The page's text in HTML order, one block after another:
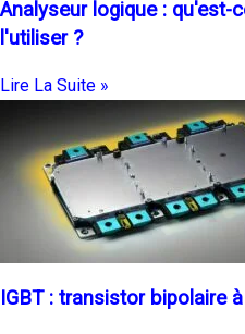
Analyseur logique : qu'est-
l'utiliser ?
Lire La Suite »
IGBT : transistor bipolaire